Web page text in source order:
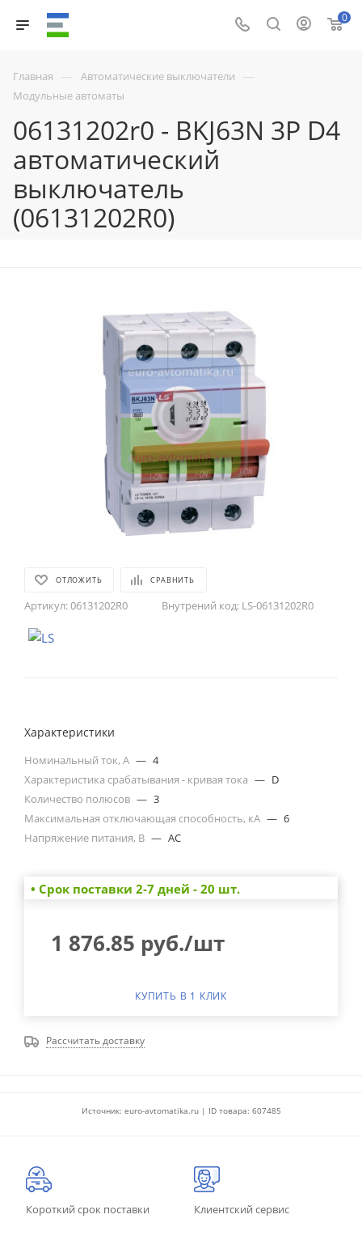
0
Главная — Автоматические выключатели —
Модульные автоматы
06131202r0 - BKJ63N 3P D4
автоматический
выключатель
(06131202R0)
ОТЛОЖИТЬ СРАВНИТЬ
Артикул:06131202R0 Внутрений код: LS-06131202R0
Характеристики
Номинальный ток, А — 4
Характеристика срабатывания - кривая тока — D
Количество полюсов — 3
Максимальная отключающая способность, кА — 6
Напряжение питания, В — AC
• Cрок поставки 2-7 дней - 20 шт.
1 876.85 руб./шт
КУПИТЬ В 1 КЛИК
Рассчитать доставку
Источник: euro-avtomatika.ru | ID товара: 607485
Короткий срок поставки Клиентский сервис